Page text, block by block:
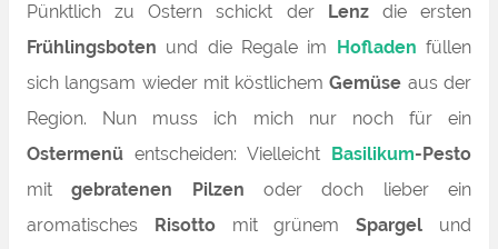
Pünktlich zu Ostern schickt der Lenzdie ersten
Frühlingsboten und die Regale im Hofladen füllen
sich langsam wieder mit köstlichemGemüse aus der
Region. Nun muss ich mich nur noch für ein
Ostermenü entscheiden: Vielleicht Basilikum-Pesto
mitgebratenen Pilzenoder doch lieber ein
aromatisches
Risottomit grünemSpargel und